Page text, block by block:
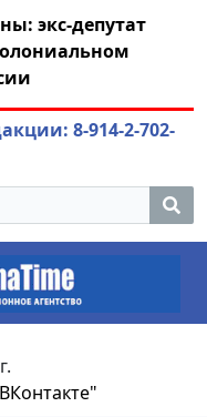
экс-депутат
8-914-2-702-